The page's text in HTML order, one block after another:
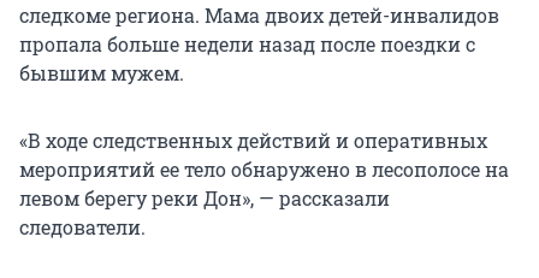
следкоме региона. Мама двоих детей-инвалидов
пропала больше недели назад после поездки с
бывшим мужем.
«В ходе следственных действий и оперативных
мероприятий ее тело обнаружено в лесополосе на
левом берегу реки Дон», — рассказали
следователи.